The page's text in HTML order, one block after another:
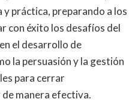
práctica, preparando a los
con éxito los desafíos del
el desarrollo de
la persuasión y la gestión
para cerrar
manera efectiva.